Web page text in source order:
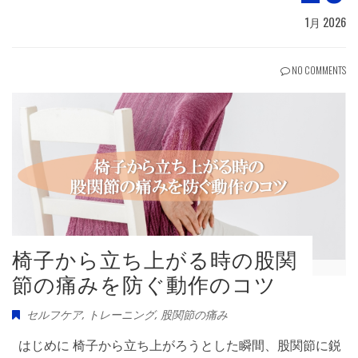
1月 2026
NO COMMENTS
椅子から立ち上がる時の股関
節の痛みを防ぐ動作のコツ
セルフケア, トレーニング, 股関節の痛み
はじめに 椅子から立ち上がろうとした瞬間、股関節に鋭